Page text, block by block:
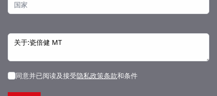
同意并已阅读及接受隐私政策条款和条件